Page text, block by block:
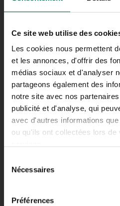
Ce site web utilise des
Les cookies nous permettent
et les annonces, d'offrir des
médias sociaux et d'analyser
partageons également des
notre site avec nos
publicité et d'analyse, qui
avec d'autres informations
ou qu'ils ont collectées lors de
Nécessaires
Préférences
SAINT-
8345 RUE
SAINT-
QC
1200 RUE